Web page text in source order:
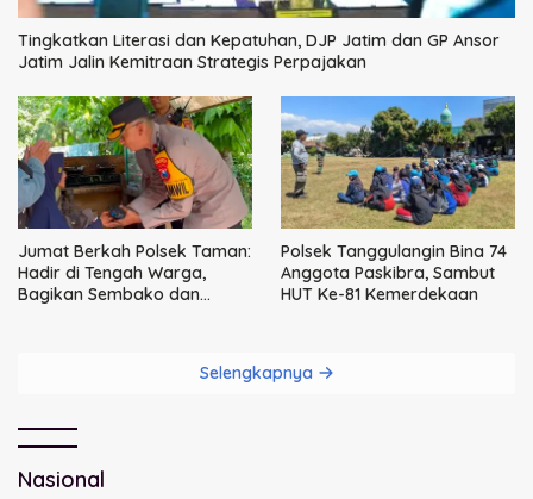
Tingkatkan Literasi dan Kepatuhan, DJP Jatim dan GP Ansor
Jatim Jalin Kemitraan Strategis Perpajakan
Jumat Berkah Polsek Taman:
Hadir di Tengah Warga,
Bagikan Sembako dan
Polsek Tanggulangin Bina 74
Anggota Paskibra, Sambut
HUT Ke-81 Kemerdekaan
Selengkapnya
Nasional